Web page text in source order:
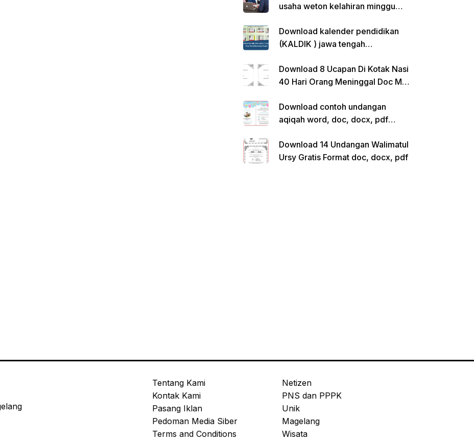
usaha weton kelahiran minggu
Download kalender pendidikan
(KALDIK ) jawa tengah
Download 8 Ucapan Di Kotak Nasi
40 Hari Orang Meninggal Doc Ms.
Download contoh undangan
aqiqah word, doc, docx, pdf
Download 14 Undangan Walimatul
Ursy Gratis Format doc, docx, pdf
Tentang Kami
Kontak Kami
Pasang Iklan
Pedoman Media Siber
Terms and Conditions
Netizen
PNS dan PPPK
Unik
Magelang
Wisata